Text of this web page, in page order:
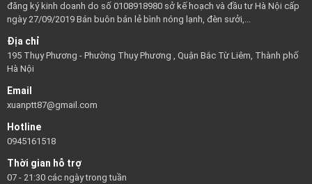
đăng ký kinh doanh do số 0108918980 sở kế hoạch và đầu tư Hà Nội cấp
ngày 27/09/2019 Bán buôn bán lẻ bình nóng lạnh, đèn sưởi,...
Địa chỉ
195 Thụy Phương - Phường Thụy Phương , Quận Bắc Từ Liêm, Thành phố
Hà Nội
Email
xuanptt87@gmail.com
Hotline
0945161518
Thời gian hỗ trợ
07 - 21:30 các ngày trong tuần